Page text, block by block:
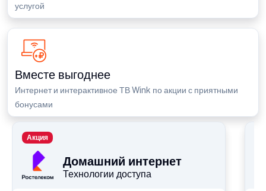
услугой
Вместе выгоднее
Интернет и интерактивное ТВ Wink по акции с приятными
бонусами
Домашний интернет
Технологии доступа
Акция